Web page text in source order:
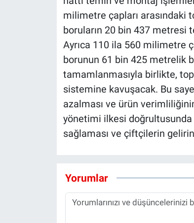
milimetre çapları arasındaki
boruların 20 bin 437
Ayrıca 110 ila 560 milimetre
borunun 61 bin 425 metrelik
tamamlanmasıyla birlikte,
sistemine kavuşacak. Bu
azalması ve ürün
yönetimi ilkesi doğrultusunda
sağlaması ve çiftçilerin
Yorumlar